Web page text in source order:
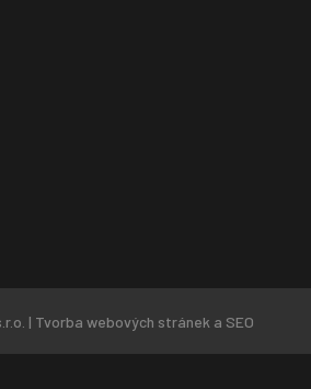
| Tvorba webových stránek a SEO